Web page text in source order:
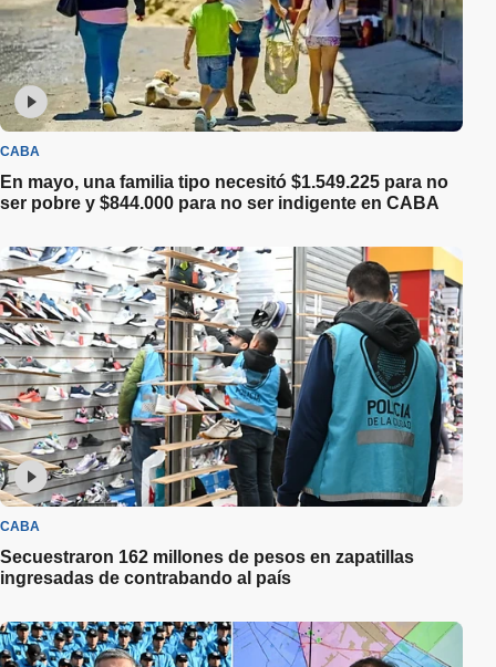
CABA
En mayo, una familia tipo necesitó $1.549.225 para no
ser pobre y $844.000 para no ser indigente en CABA
CABA
Secuestraron 162 millones de pesos en zapatillas
ingresadas de contrabando al país